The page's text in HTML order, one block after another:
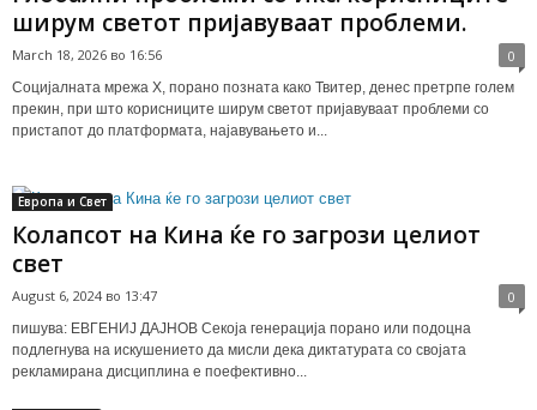
ширум светот пријавуваат проблеми.
March 18, 2026 во 16:56 0
Социјалната мрежа X, порано позната како Твитер, денес претрпе голем
прекин, при што корисниците ширум светот пријавуваат проблеми со
пристапот до платформата, најавувањето и...
Европа и Свет
Колапсот на Кина ќе го загрози целиот
свет
August 6, 2024 во 13:47 0
пишува: ЕВГЕНИЈ ДАЈНОВ Секоја генерација порано или подоцна
подлегнува на искушението да мисли дека диктатурата со својата
рекламирана дисциплина е поефективно...